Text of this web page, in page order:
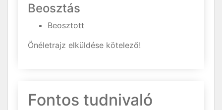
Beosztás
Beosztott
Önéletrajz elküldése kötelező!
Fontos tudnivaló